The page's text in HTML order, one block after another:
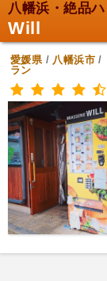
Will
愛媛県/ 八幡浜市/
ラン